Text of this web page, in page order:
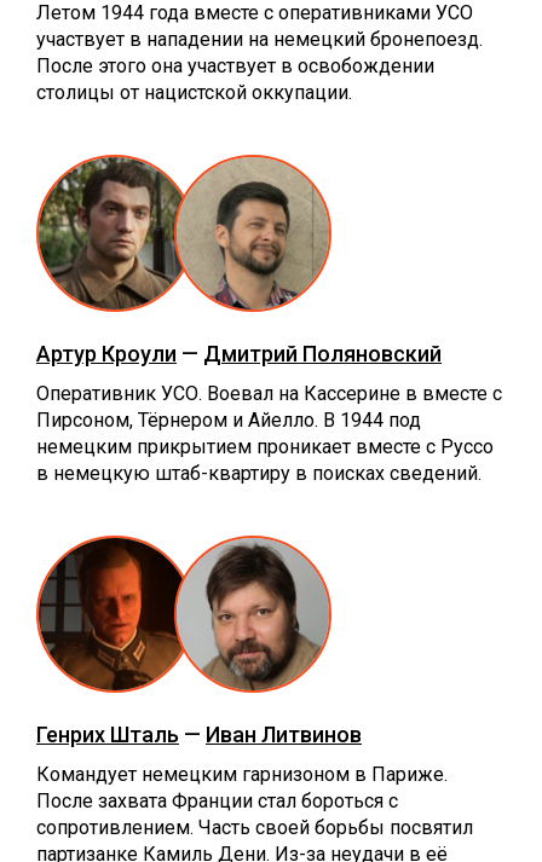
Летом 1944 года вместе с оперативниками УСО
участвует в нападении на немецкий бронепоезд.
После этого она участвует в освобождении
столицы от нацистской оккупации.
Артур Кроули — Дмитрий Поляновский
Оперативник УСО. Воевал на Кассерине в вместе с
Пирсоном, Тёрнером и Айелло. В 1944 под
немецким прикрытием проникает вместе с Руссо
в немецкую штаб-квартиру в поисках сведений.
Генрих Шталь — Иван Литвинов
Командует немецким гарнизоном в Париже.
После захвата Франции стал бороться с
сопротивлением. Часть своей борьбы посвятил
партизанке Камиль Дени. Из-за неудачи в её